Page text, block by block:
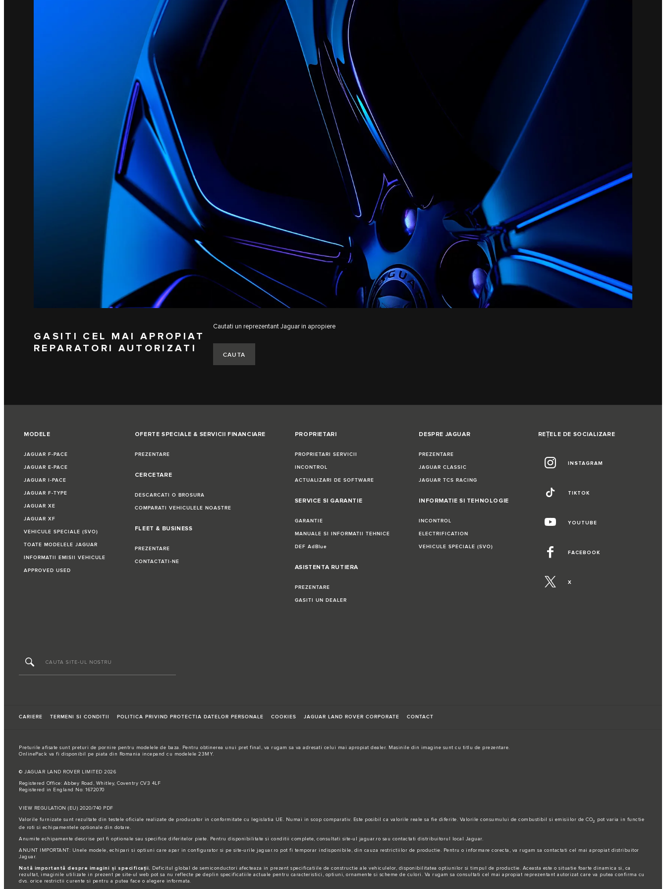
GASITI CEL MAI APROPIAT
REPARATORI AUTORIZATI
Cautati un reprezentant Jaguar in apropiere
CAUTA
MODELE
JAGUAR F-PACE
JAGUAR E-PACE
JAGUAR I-PACE
JAGUAR F-TYPE
JAGUAR XE
JAGUAR XF
VEHICULE SPECIALE (SVO)
TOATE MODELELE JAGUAR
INFORMATII EMISII VEHICULE
APPROVED USED
OFERTE SPECIALE & SERVICII FINANCIARE
PREZENTARE
CERCETARE
DESCARCATI O BROSURA
COMPARATI VEHICULELE NOASTRE
FLEET & BUSINESS
PREZENTARE
CONTACTATI-NE
PROPRIETARI
PROPRIETARI SERVICII
INCONTROL
ACTUALIZARI DE SOFTWARE
SERVICE SI GARANTIE
GARANTIE
MANUALE SI INFORMATII TEHNICE
DEF AdBlue
ASISTENTA RUTIERA
PREZENTARE
GASITI UN DEALER
DESPRE JAGUAR
PREZENTARE
JAGUAR CLASSIC
JAGUAR TCS RACING
INFORMATIE SI TEHNOLOGIE
INCONTROL
ELECTRIFICATION
VEHICULE SPECIALE (SVO)
REȚELE DE SOCIALIZARE
INSTAGRAM
TIKTOK
YOUTUBE
FACEBOOK
X
CARIERE TERMENI SI CONDITII POLITICA PRIVIND PROTECTIA DATELOR PERSONALE COOKIES JAGUAR LAND ROVER CORPORATE CONTACT
Preturile afisate sunt preturi de pornire pentru modelele de baza. Pentru obtinerea unui pret final, va rugam sa va adresati celui mai apropiat dealer. Masinile din imagine sunt cu titlu de prezentare.
OnlinePack va fi disponibil pe piata din Romania incepand cu modelele 23MY.
© JAGUAR LAND ROVER LIMITED 2026
Registered Office: Abbey Road, Whitley, Coventry CV3 4LF
Registered in England No: 1672070
VIEW REGULATION (EU) 2020/740 PDF
Valorile furnizate sunt rezultate din testele oficiale realizate de producator in conformitate cu legislatia UE. Numai in scop comparativ. Este posibil ca valorile reale sa fie diferite. Valorile consumului de combustibil si emisiilor de CO2
pot varia in functie
de roti si echipamentele optionale din dotare.
Anumite echipamente descrise pot fi optionale sau specifice diferitelor piete. Pentru disponibilitate si conditii complete, consultati site-ul jaguar.ro sau contactati distribuitorul local Jaguar.
ANUNT IMPORTANT: Unele modele, echipari si optiuni care apar in configurator si pe site-urile jaguar.ro pot fi temporar indisponibile, din cauza restrictiilor de productie. Pentru o informare corecta, va rugam sa contactati cel mai apropiat distribuitor
Jaguar.
Notă importantă despre imagini și specificații. Deficitul global de semiconductori afecteaza in prezent specificatiile de constructie ale vehiculelor, disponibilitatea optiunilor si timpul de productie. Aceasta este o situatie foarte dinamica si, ca
rezultat, imaginile utilizate in prezent pe site-ul web pot sa nu reflecte pe deplin specificatiile actuale pentru caracteristici, optiuni, ornamente si scheme de culori. Va rugam sa consultati cel mai apropiat reprezentant autorizat care va putea confirma cu
dvs. orice restrictii curente si pentru a putea face o alegere informata.